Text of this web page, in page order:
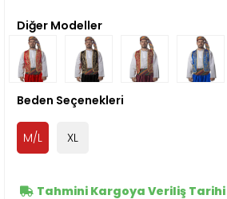
Diğer Modeller
Beden Seçenekleri
M/L XL
Tahmini Kargoya Veriliş Tarihi